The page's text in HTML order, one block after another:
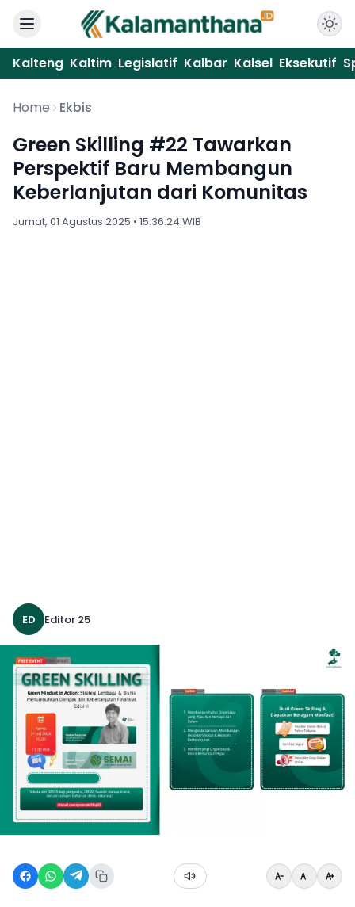
Kalteng Kaltim Legislatif Kalbar Kalsel Eksekutif
Home Ekbis
Green Skilling #22 Tawarkan
Perspektif Baru Membangun
Keberlanjutan dari Komunitas
Jumat, 01 Agustus 2025 • 15:36:24 WIB
ED Editor 25